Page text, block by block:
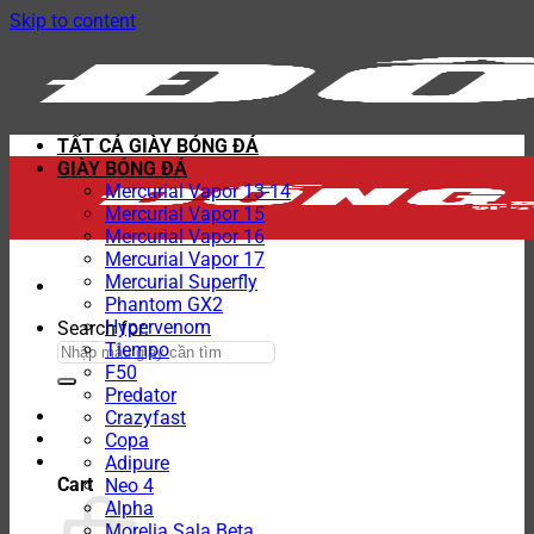
Skip to content
Search for:
Cart
TẤT CẢ GIÀY BÓNG ĐÁ
GIÀY BÓNG ĐÁ
Mercurial Vapor 13-14
Mercurial Vapor 15
Mercurial Vapor 16
Mercurial Vapor 17
Mercurial Superfly
Phantom GX2
Hypervenom
Tiempo
F50
Predator
Crazyfast
Copa
Adipure
Neo 4
Alpha